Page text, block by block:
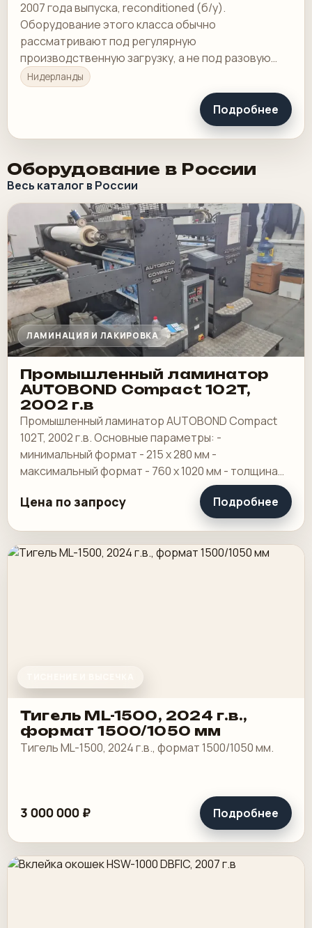
2007 года выпуска, reconditioned (б/у).
Оборудование этого класса обычно
рассматривают под регулярную
производственную загрузку, а не под разовую
покупку в склад.
Нидерланды
Подробнее
Оборудование в России
Весь каталог в России
ЛАМИНАЦИЯ И ЛАКИРОВКА
Промышленный ламинатор
AUTOBOND Compact 102T,
2002 г.в
Промышленный ламинатор AUTOBOND Compact
102T, 2002 г.в. Основные параметры: -
минимальный формат - 215 х 280 мм -
максимальный формат - 760 х 1020 мм - толщина
пленки - от 20 до 150 мкр - диапазон плотностей
бумаги и.
Цена по запросу Подробнее
Тигель ML-1500, 2024 г.в.,
формат 1500/1050 мм
Тигель ML-1500, 2024 г.в., формат 1500/1050 мм.
3 000 000 ₽ Подробнее